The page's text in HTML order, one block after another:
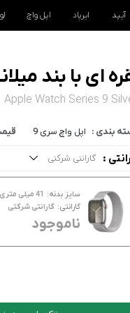
آیپد ایرپاد اپل واچ
Apple Watch Series 9
بندی : اپل واچ سری 9
: گارانتی شرکتی
موارد
گارانتی شرکتیسایز بدنه: 41 میلی متری
گارانتی: گارانتی شرکتی
ناموجود